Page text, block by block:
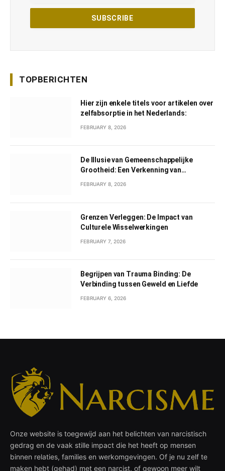
TOPBERICHTEN
Hier zijn enkele titels voor artikelen over
zelfabsorptie in het Nederlands:
FEBRUARY 8, 2026
De Illusie van Gemeenschappelijke
Grootheid: Een Verkenning van
Gemeenschappelijk Narcisme
FEBRUARY 8, 2026
Grenzen Verleggen: De Impact van
Culturele Wisselwerkingen
FEBRUARY 7, 2026
Begrijpen van Trauma Binding: De
Verbinding tussen Geweld en Liefde
FEBRUARY 6, 2026
Onze website is toegewijd aan het belichten van narcistisch
gedrag en de vaak stille impact die het heeft op mensen
binnen relaties, families en werkomgevingen. Of je nu zelf te
maken hebt (gehad) met een narcist, of gewoon meer wilt